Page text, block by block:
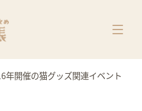
年開催の猫グッズ関連イベント